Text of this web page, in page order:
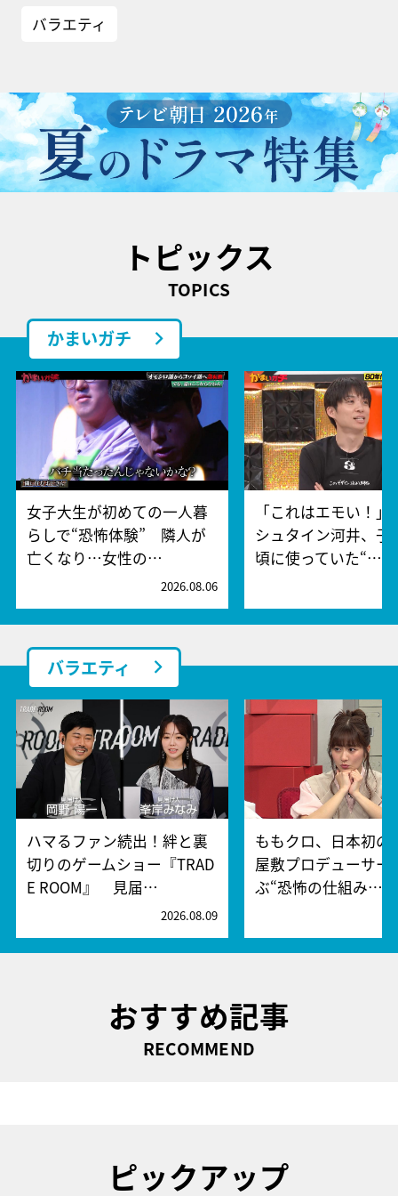
バラエティ
トピックス
TOPICS
かまいガチ
女子大生が初めての一人暮
らしで“恐怖体験” 隣人が
亡くなり…女性の…
2026.08.06
「これはエモい！」
シュタイン河井、子
頃に使っていた“…
バラエティ
ハマるファン続出！絆と裏
切りのゲームショー『TRAD
E ROOM』 見届…
2026.08.09
ももクロ、日本初の
屋敷プロデューサー
ぶ“恐怖の仕組み…
おすすめ記事
RECOMMEND
ピックアップ